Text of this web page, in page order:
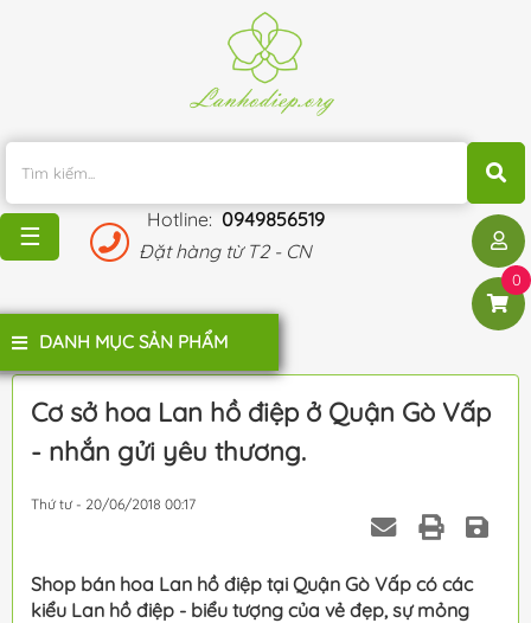
Hotline: 0949856519
Đặt hàng từ T2 - CN
0
MÃI
BLOG
HÀNG
HỆ
☰
DANH MỤC SẢN PHẨM
Cơ sở hoa Lan hồ điệp ở Quận Gò Vấp
- nhắn gửi yêu thương.
Thứ tư - 20/06/2018 00:17
Shop bán hoa Lan hồ điệp tại Quận Gò Vấp có các
kiểu Lan hồ điệp - biểu tượng của vẻ đẹp, sự mỏng